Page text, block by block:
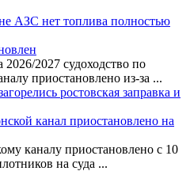
АЗС нет топлива полностью
2026/2027 судоходство по
приостановлено из-за ...
ростовская заправка и
канал приостановлено на
каналу приостановлено с 10
на суда ...